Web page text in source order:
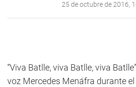
25 de octubre de 2016,
“Viva Batlle, viva Batlle, viva
voz Mercedes Menáfra durante